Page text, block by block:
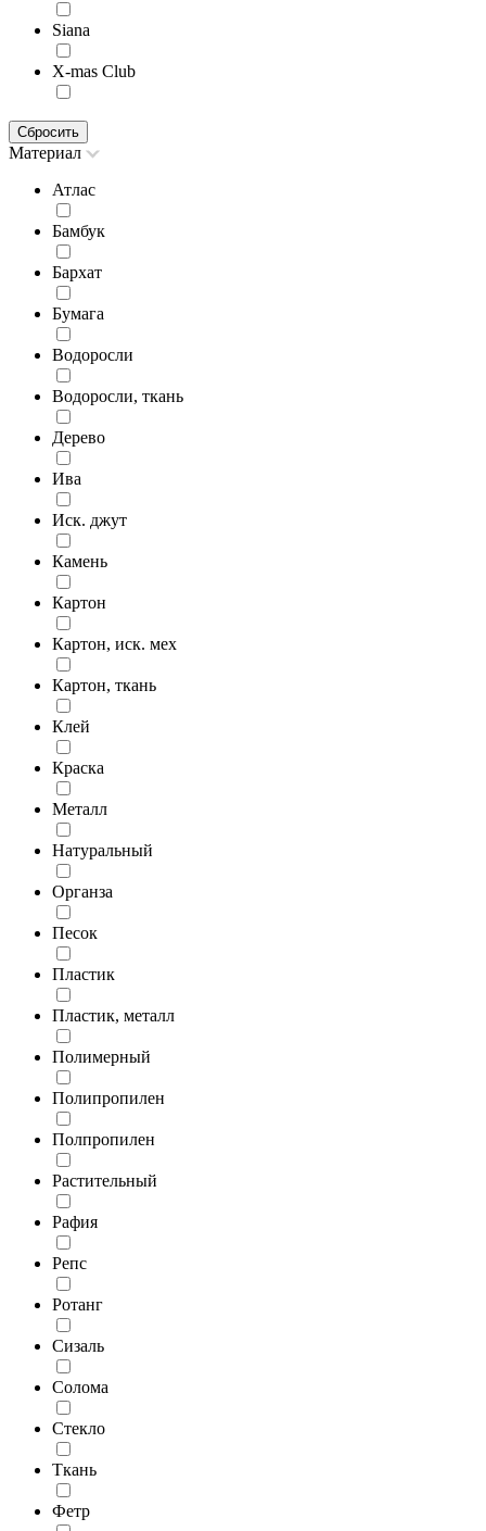
Siana
X-mas Club
Сбросить
Материал
Атлас
Бамбук
Бархат
Бумага
Водоросли
Водоросли, ткань
Дерево
Ива
Иск. джут
Камень
Картон
Картон, иск. мех
Картон, ткань
Клей
Краска
Металл
Натуральный
Органза
Песок
Пластик
Пластик, металл
Полимерный
Полипропилен
Полпропилен
Растительный
Рафия
Репс
Ротанг
Сизаль
Солома
Стекло
Ткань
Фетр